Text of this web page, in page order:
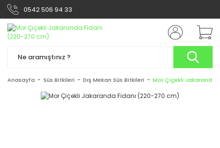
0542 506 94 33
Anasayfa Süs Bitkileri Dış Mekan Süs Bitkileri Mor Çiçekli Jakaranda